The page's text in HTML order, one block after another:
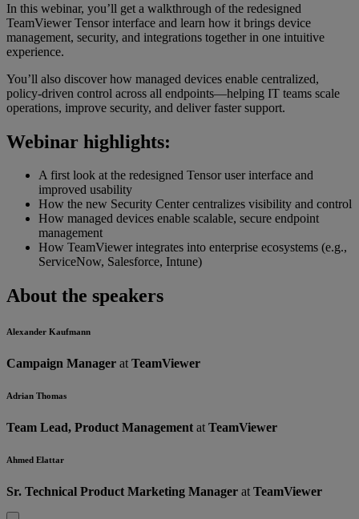
In this webinar, you’ll get a walkthrough of the redesigned
TeamViewer Tensor interface and learn how it brings device
management, security, and integrations together in one intuitive
experience.
You’ll also discover how managed devices enable centralized,
policy-driven control across all endpoints—helping IT teams scale
operations, improve security, and deliver faster support.
Webinar highlights:
A first look at the redesigned Tensor user interface and
improved usability
How the new Security Center centralizes visibility and control
How managed devices enable scalable, secure endpoint
management
How TeamViewer integrates into enterprise ecosystems (e.g.,
ServiceNow, Salesforce, Intune)
About the speakers
Alexander Kaufmann
Campaign Manager at TeamViewer
Adrian Thomas
Team Lead, Product Management at TeamViewer
Ahmed Elattar
Sr. Technical Product Marketing Manager at TeamViewer